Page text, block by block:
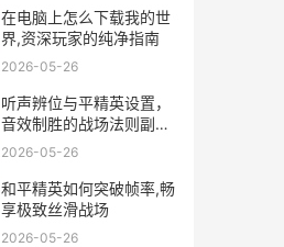
在电脑上怎么下载我的世
界,资深玩家的纯净指南
2026-05-26
听声辨位与平精英设置，
音效制胜的战场法则副标
题，声音里的战场密码
2026-05-26
和平精英如何突破帧率,畅
享极致丝滑战场
2026-05-26